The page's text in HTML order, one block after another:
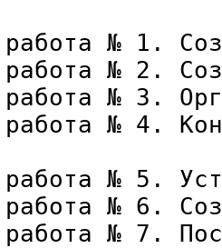
работа № 1.
работа № 2.
работа № 3.
работа № 4.
работа № 5.
работа № 6.
работа № 7.